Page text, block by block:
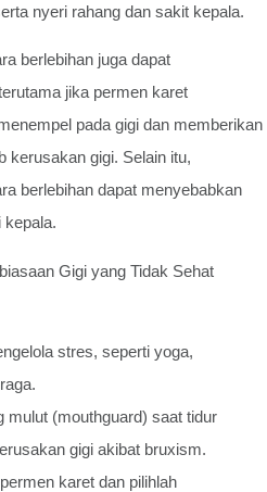
nyeri rahang dan sakit kepala.
berlebihan juga dapat
jika permen karet
pada gigi dan memberikan
kerusakan gigi. Selain itu,
berlebihan dapat menyebabkan
kepala.
Gigi yang Tidak Sehat
stres, seperti yoga,
mulut (mouthguard) saat tidur
gigi akibat bruxism.
karet dan pilihlah